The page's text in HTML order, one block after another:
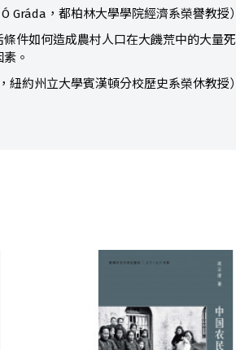
Gráda，都柏林大學學院經濟系榮譽教授）
件如何造成農村人口在大饑荒中的大量死
。
紐約州立大學賓漢頓分校歷史系榮休教授）